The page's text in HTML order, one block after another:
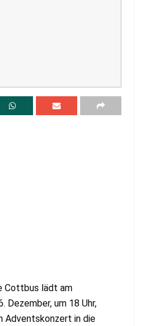
Cottbus lädt am
Dezember, um 18 Uhr,
Adventskonzert in die